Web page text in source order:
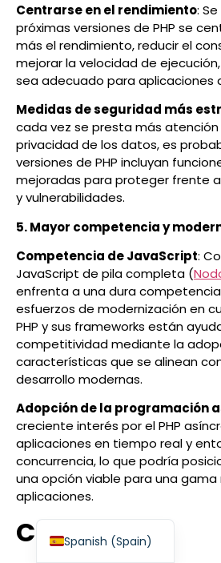
Centrarse en el rendimiento:
próximas versiones de PHP se
más el rendimiento, reducir el
mejorar la velocidad de
sea adecuado para aplicaciones
Medidas de seguridad más
cada vez se presta más atención
privacidad de los datos, es
versiones de PHP incluyan
mejoradas para proteger frente
y vulnerabilidades.
5. Mayor competencia y
Competencia de JavaScript:
JavaScript de pila completa (
enfrenta a una dura
esfuerzos de modernización en
PHP y sus frameworks están
competitividad mediante la
características que se alinean
desarrollo modernas.
Adopción de la programación
creciente interés por el PHP
aplicaciones en tiempo real y
concurrencia, lo que podría
una opción viable para una
aplicaciones.
Conclusión
Spanish (Spain)
Spanish (Mexico)
Italian
French
German
Japanese
Dutch
Swedish
Finnish